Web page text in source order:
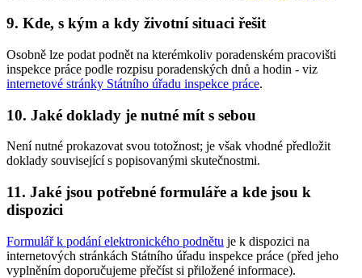
9. Kde, s kým a kdy životní situaci řešit
Osobně lze podat podnět na kterémkoliv poradenském pracovišti
inspekce práce podle rozpisu poradenských dnů a hodin - viz
internetové stránky Státního úřadu inspekce práce.
10. Jaké doklady je nutné mít s sebou
Není nutné prokazovat svou totožnost; je však vhodné předložit
doklady související s popisovanými skutečnostmi.
11. Jaké jsou potřebné formuláře a kde jsou k
dispozici
Formulář k podání elektronického podnětu je k dispozici na
internetových stránkách Státního úřadu inspekce práce (před jeho
vyplněním doporučujeme přečíst si přiložené informace).